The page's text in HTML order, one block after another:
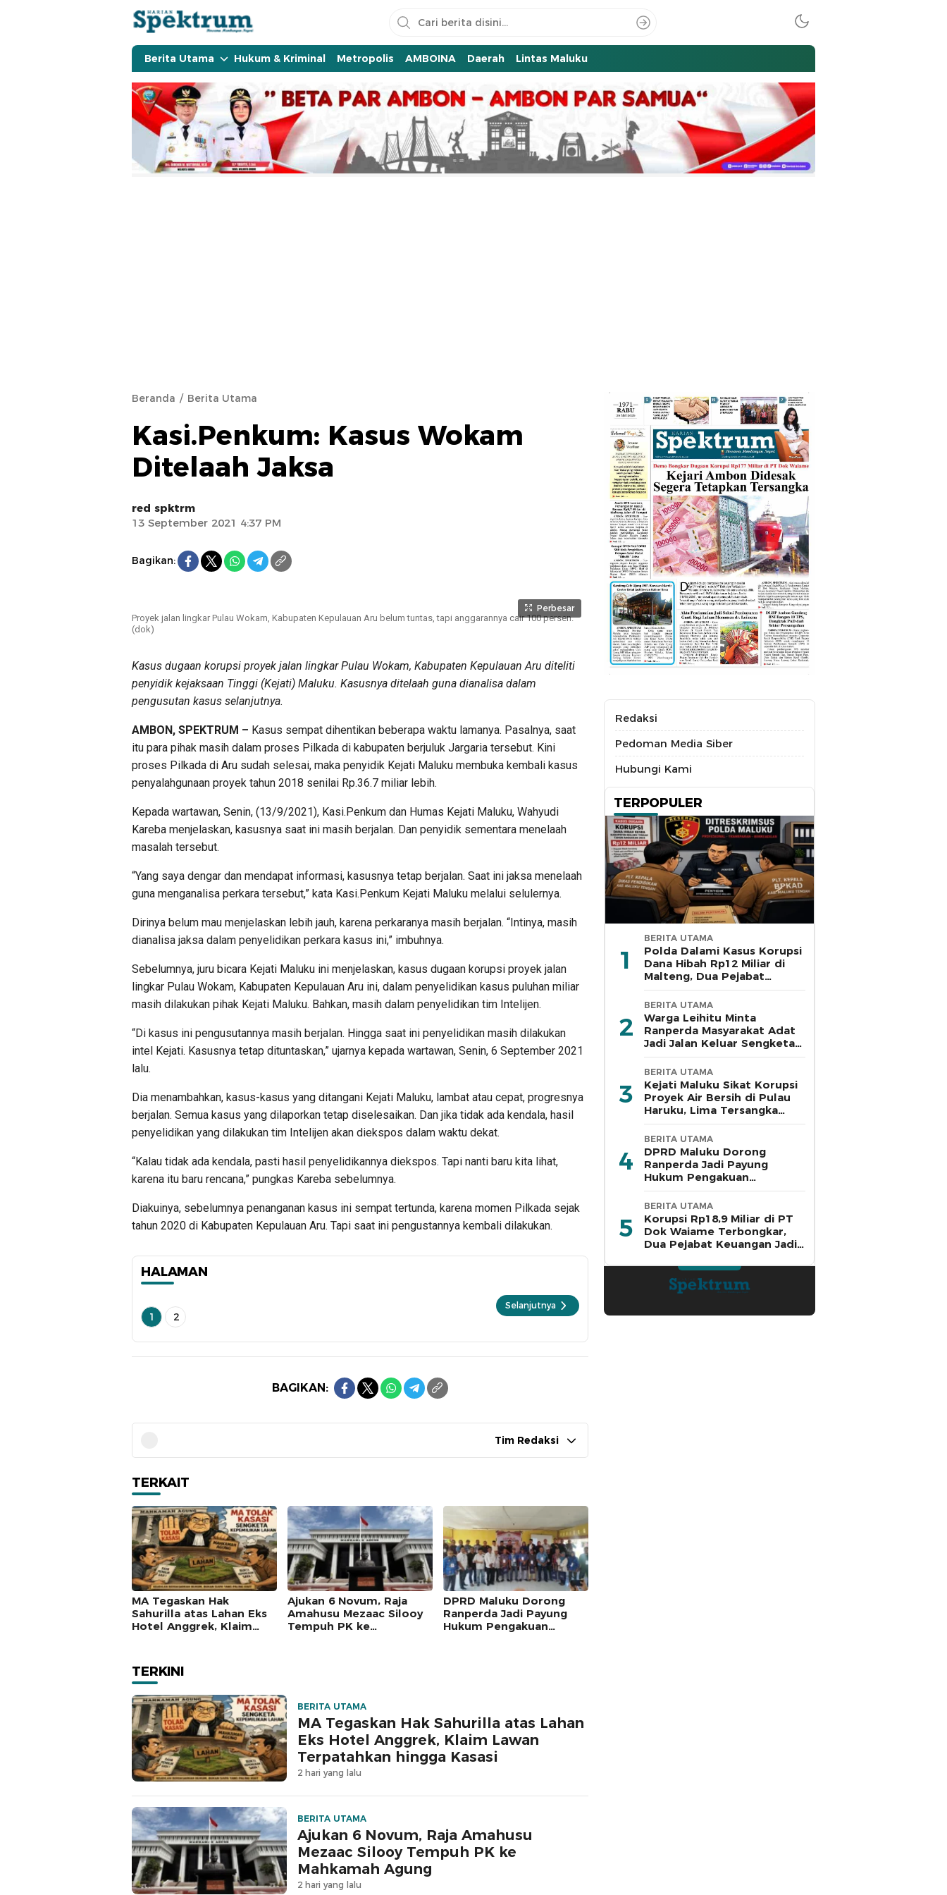
spektrumonline.com
Berita Utama Hukum & Kriminal Metropolis AMBOINA Daerah Lintas Maluku
Beranda Berita Utama
Kasi.Penkum: Kasus Wokam
Ditelaah Jaksa
red spktrm
13 September 2021 4:37 PM
Bagikan:
Perbesar
Proyek jalan lingkar Pulau Wokam, Kabupaten Kepulauan Aru belum tuntas, tapi anggarannya cair 100 persen.
(dok)
Kasus dugaan korupsi proyek jalan lingkar Pulau Wokam, Kabupaten Kepulauan Aru diteliti
penyidik kejaksaan Tinggi (Kejati) Maluku. Kasusnya ditelaah guna dianalisa dalam
pengusutan kasus selanjutnya.
AMBON, SPEKTRUM – Kasus sempat dihentikan beberapa waktu lamanya. Pasalnya, saat
itu para pihak masih dalam proses Pilkada di kabupaten berjuluk Jargaria tersebut. Kini
proses Pilkada di Aru sudah selesai, maka penyidik Kejati Maluku membuka kembali kasus
penyalahgunaan proyek tahun 2018 senilai Rp.36.7 miliar lebih.
Kepada wartawan, Senin, (13/9/2021), Kasi.Penkum dan Humas Kejati Maluku, Wahyudi
Kareba menjelaskan, kasusnya saat ini masih berjalan. Dan penyidik sementara menelaah
masalah tersebut.
“Yang saya dengar dan mendapat informasi, kasusnya tetap berjalan. Saat ini jaksa menelaah
guna menganalisa perkara tersebut,” kata Kasi.Penkum Kejati Maluku melalui selulernya.
Dirinya belum mau menjelaskan lebih jauh, karena perkaranya masih berjalan. “Intinya, masih
dianalisa jaksa dalam penyelidikan perkara kasus ini,” imbuhnya.
Sebelumnya, juru bicara Kejati Maluku ini menjelaskan, kasus dugaan korupsi proyek jalan
lingkar Pulau Wokam, Kabupaten Kepulauan Aru ini, dalam penyelidikan kasus puluhan miliar
masih dilakukan pihak Kejati Maluku. Bahkan, masih dalam penyelidikan tim Intelijen.
“Di kasus ini pengusutannya masih berjalan. Hingga saat ini penyelidikan masih dilakukan
intel Kejati. Kasusnya tetap dituntaskan,” ujarnya kepada wartawan, Senin, 6 September 2021
lalu.
Dia menambahkan, kasus-kasus yang ditangani Kejati Maluku, lambat atau cepat, progresnya
berjalan. Semua kasus yang dilaporkan tetap diselesaikan. Dan jika tidak ada kendala, hasil
penyelidikan yang dilakukan tim Intelijen akan diekspos dalam waktu dekat.
“Kalau tidak ada kendala, pasti hasil penyelidikannya diekspos. Tapi nanti baru kita lihat,
karena itu baru rencana,” pungkas Kareba sebelumnya.
Diakuinya, sebelumnya penanganan kasus ini sempat tertunda, karena momen Pilkada sejak
tahun 2020 di Kabupaten Kepulauan Aru. Tapi saat ini pengustannya kembali dilakukan.
HALAMAN
1 2
Selanjutnya
BAGIKAN:
Tim Redaksi
TERKAIT
MA Tegaskan Hak
Sahurilla atas Lahan Eks
Hotel Anggrek, Klaim
Ajukan 6 Novum, Raja
Amahusu Mezaac Silooy
Tempuh PK ke
DPRD Maluku Dorong
Ranperda Jadi Payung
Hukum Pengakuan
TERKINI
BERITA UTAMA
MA Tegaskan Hak Sahurilla atas Lahan
Eks Hotel Anggrek, Klaim Lawan
Terpatahkan hingga Kasasi
2 hari yang lalu
BERITA UTAMA
Ajukan 6 Novum, Raja Amahusu
Mezaac Silooy Tempuh PK ke
Mahkamah Agung
2 hari yang lalu
Redaksi
Pedoman Media Siber
Hubungi Kami
TERPOPULER
1
BERITA UTAMA
Polda Dalami Kasus Korupsi
Dana Hibah Rp12 Miliar di
Malteng, Dua Pejabat
Pemkab Diperiksa
2
BERITA UTAMA
Warga Leihitu Minta
Ranperda Masyarakat Adat
Jadi Jalan Keluar Sengketa
Enam Dusun Tanjung Sial
3
BERITA UTAMA
Kejati Maluku Sikat Korupsi
Proyek Air Bersih di Pulau
Haruku, Lima Tersangka
Ditahan
4
BERITA UTAMA
DPRD Maluku Dorong
Ranperda Jadi Payung
Hukum Pengakuan
Masyarakat Adat
5
BERITA UTAMA
Korupsi Rp18,9 Miliar di PT
Dok Waiame Terbongkar,
Dua Pejabat Keuangan Jadi